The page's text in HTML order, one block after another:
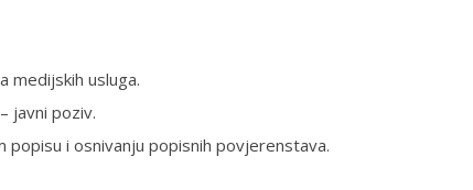
medijskih usluga.
javni poziv.
popisu i osnivanju popisnih povjerenstava.